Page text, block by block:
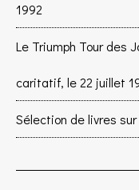
1992
Le Triumph Tour des
caritatif, le 22 juillet
Sélection de livres